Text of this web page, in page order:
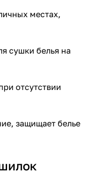
местах,
сушки белья на
отсутствии
защищает белье